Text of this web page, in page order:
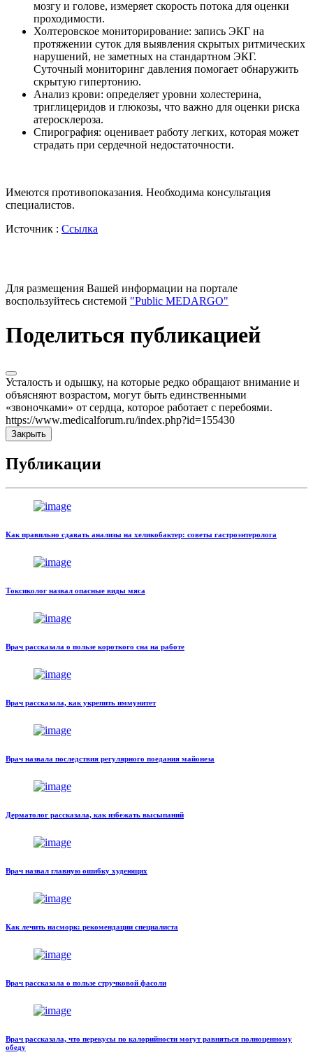
мозгу и голове, измеряет скорость потока для оценки
проходимости.
Холтеровское мониторирование: запись ЭКГ на
протяжении суток для выявления скрытых ритмических
нарушений, не заметных на стандартном ЭКГ.
Суточный мониторинг давления помогает обнаружить
скрытую гипертонию.
Анализ крови: определяет уровни холестерина,
триглицеридов и глюкозы, что важно для оценки риска
атеросклероза.
Спирография: оценивает работу легких, которая может
страдать при сердечной недостаточности.
Имеются противопоказания. Необходима консультация
специалистов.
Источник : Ссылка
Для размещения Вашей информации на портале
воспользуйтесь системой "Public MEDARGO"
Поделиться публикацией
Усталость и одышку, на которые редко обращают внимание и
объясняют возрастом, могут быть единственными
«звоночками» от сердца, которое работает с перебоями.
https://www.medicalforum.ru/index.php?id=155430
Закрыть
Публикации
Как правильно сдавать анализы на хеликобактер: советы гастроэнтеролога
Токсиколог назвал опасные виды мяса
Врач рассказала о пользе короткого сна на работе
Врач рассказала, как укрепить иммунитет
Врач назвала последствия регулярного поедания майонеза
Дерматолог рассказала, как избежать высыпаний
Врач назвал главную ошибку худеющих
Как лечить насморк: рекомендации специалиста
Врач рассказала о пользе стручковой фасоли
Врач рассказала, что перекусы по калорийности могут равняться полноценному
обеду